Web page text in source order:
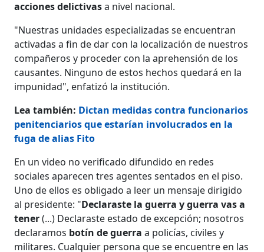
acciones delictivasa nivel nacional.
"Nuestras unidades especializadas se encuentran
activadas a fin de dar con la localización de nuestros
compañeros y proceder con la aprehensión de los
causantes. Ninguno de estos hechos quedará en la
impunidad", enfatizó la institución.
Lea también: Dictan medidas contra funcionarios
penitenciarios que estarían involucrados en la
fuga de alias Fito
En un video no verificado difundido en redes
sociales aparecen tres agentes sentados en el piso.
Uno de ellos es obligado a leer un mensaje dirigido
al presidente: "Declaraste la guerra y guerra vas a
tener(...) Declaraste estado de excepción; nosotros
declaramos botín de guerra a policías, civiles y
militares. Cualquier persona que se encuentre en las